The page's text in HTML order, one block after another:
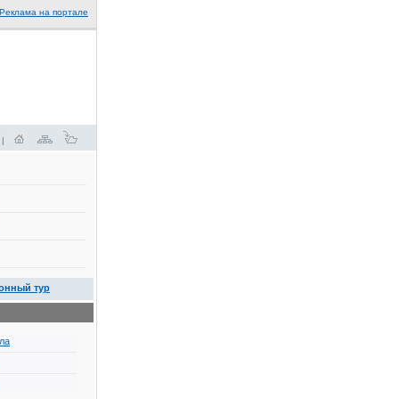
Реклама на портале
|
тур